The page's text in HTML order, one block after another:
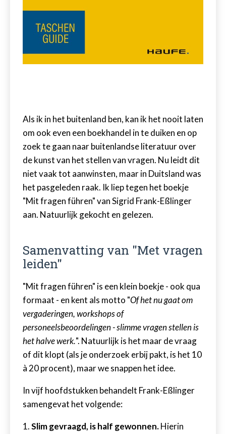
Als ik in het buitenland ben, kan ik het nooit laten
om ook even een boekhandel in te duiken en op
zoek te gaan naar buitenlandse literatuur over
de kunst van het stellen van vragen. Nu leidt dit
niet vaak tot aanwinsten, maar in Duitsland was
het pasgeleden raak. Ik liep tegen het boekje
"Mit fragen führen" van Sigrid Frank-Eßlinger
aan. Natuurlijk gekocht en gelezen.
Samenvatting van "Met vragen
leiden"
"Mit fragen führen" is een klein boekje - ook qua
formaat - en kent als motto "Ofhetnugaatom
vergaderingen,workshopsof
personeelsbeoordelingen-slimmevragenstellenis
hethalvewerk.". Natuurlijk is het maar de vraag
of dit klopt (als je onderzoek erbij pakt, is het 10
à 20 procent), maar we snappen het idee.
In vijf hoofdstukken behandelt Frank-Eßlinger
samengevat het volgende:
1.Slim gevraagd, is half gewonnen.Hierin